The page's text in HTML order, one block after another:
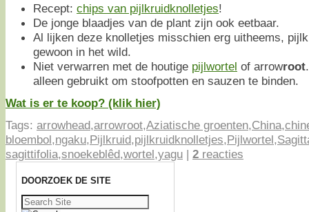
Recept: chips van pijlkruidknolletjes!
De jonge blaadjes van de plant zijn ook eetbaar.
Al lijken deze knolletjes misschien erg uitheems,
gewoon in het wild.
Niet verwarren met de houtige pijlwortel of arrowroot
alleen gebruikt om stoofpotten en sauzen te binden.
Wat is er te koop? (klik hier)
Tags: arrowhead,arrowroot,Aziatische groenten,China,
bloembol,ngaku,Pijlkruid,pijlkruidknolletjes,Pijlwortel,
sagittifolia,snoekeblêd,wortel,yagu | 2 reacties
DOORZOEK DE SITE
Zoeken
naar: